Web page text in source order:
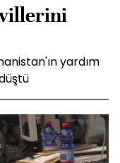
yardım